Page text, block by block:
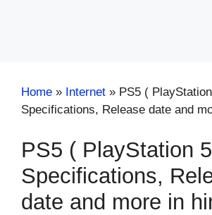
Home » Internet » PS5 (
Specifications, Release date and
PS5 ( PlayStation
Specifications,
date and more in